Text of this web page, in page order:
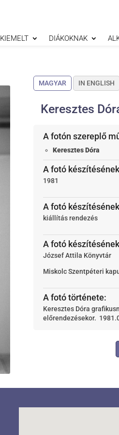
KIEMELT DIÁKOKNAK
MAGYAR IN ENGLISH
Keresztes
A fotón szereplő
Keresztes Dóra
A fotó
1981
A fotó
kiállítás rendezés
A fotó
József Attila Könyvtár
Miskolc Szentpéteri
A fotó története:
Keresztes Dóra
előrendezésekor.